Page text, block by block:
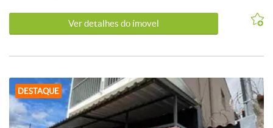
Ver detalhes do ímovel
DESTAQUE